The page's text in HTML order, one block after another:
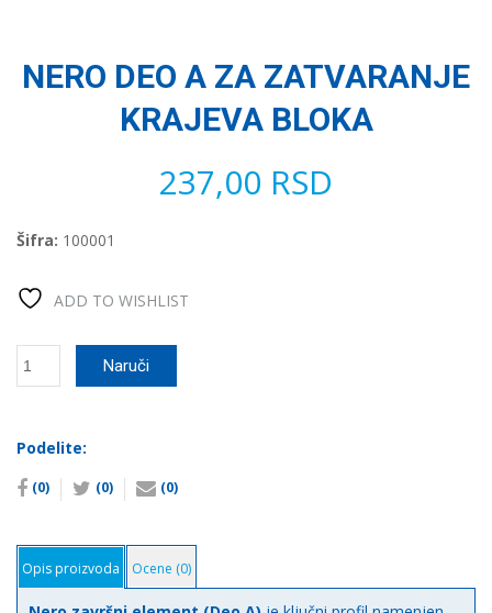
NERO DEO A ZA ZATVARANJE
KRAJEVA BLOKA
237,00 RSD
Šifra: 100001
ADD TO WISHLIST
NERO
DEO
ZATVARANJE
BLOKA
Naruči
Podelite:
(0) (0) (0)
Opis proizvoda Ocene (0)